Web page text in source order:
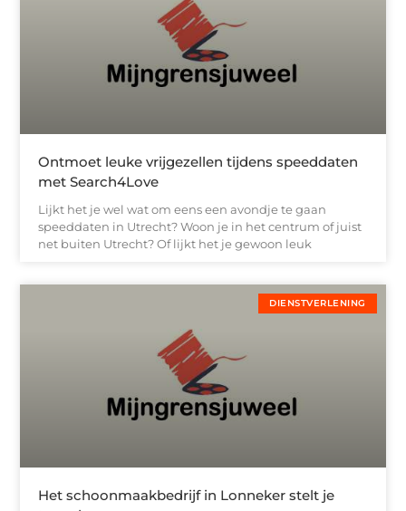
Ontmoet leuke vrijgezellen tijdens speeddaten
met Search4Love
Lijkt het je wel wat om eens een avondje te gaan
speeddaten in Utrecht? Woon je in het centrum of juist
net buiten Utrecht? Of lijkt het je gewoon leuk
DIENSTVERLENING
Het schoonmaakbedrijf in Lonneker stelt je